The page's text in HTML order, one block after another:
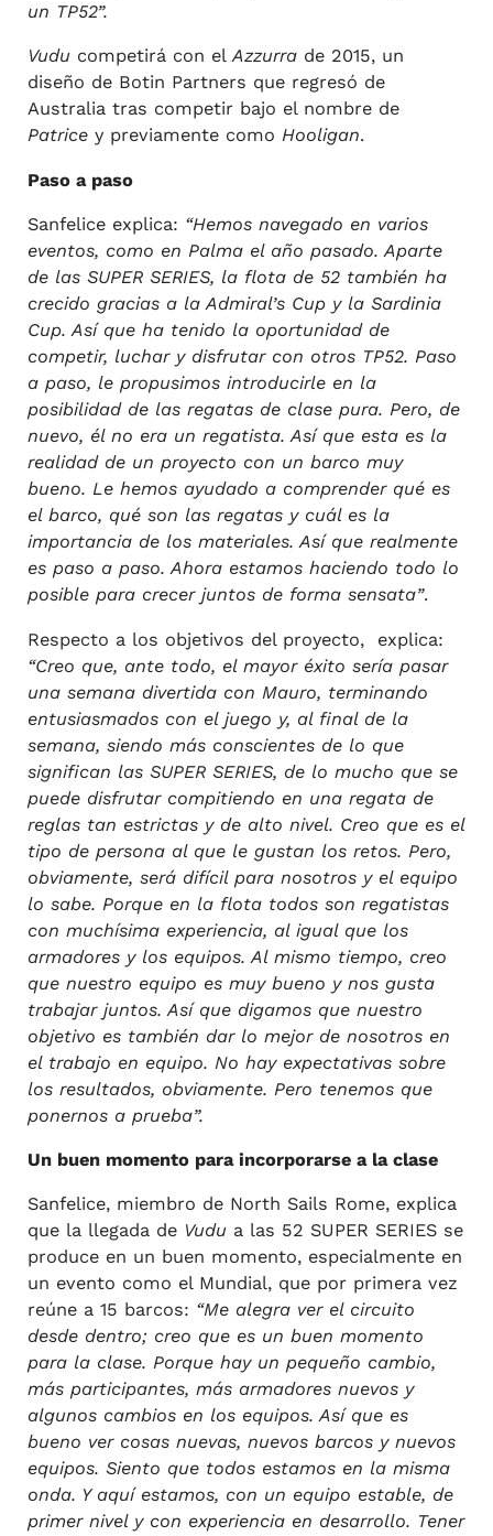
un TP52”.
Vuducompetirá con elAzzurrade 2015, un
diseño de Botin Partners que regresó de
Australia tras competir bajo el nombre de
Patricey previamente como Hooligan.
Paso a paso
Sanfelice explica: “Hemos navegado en varios
eventos, como en Palma el año pasado. Aparte
de las SUPER SERIES, la flota de 52 también ha
crecido gracias a la Admiral’s Cup y la Sardinia
Cup. Así que ha tenido la oportunidad de
competir, luchar y disfrutar con otros TP52. Paso
a paso, le propusimos introducirle en la
posibilidad de las regatas de clase pura. Pero, de
nuevo, él no era un regatista. Así que esta es la
realidad de un proyecto con un barco muy
bueno. Le hemos ayudado a comprender qué es
el barco, qué son las regatas y cuál es la
importancia de los materiales. Así que realmente
es paso a paso. Ahora estamos haciendo todo lo
posible para crecer juntos de forma sensata”.
Respecto a los objetivos del proyecto, explica:
“Creo que, ante todo, el mayor éxito sería pasar
una semana divertida con Mauro, terminando
entusiasmados con el juego y, al final de la
semana, siendo más conscientes de lo que
significan las SUPER SERIES, de lo mucho que se
puede disfrutar compitiendo en una regata de
reglas tan estrictas y de alto nivel. Creo que es el
tipo de persona al que le gustan los retos. Pero,
obviamente, será difícil para nosotros y el equipo
lo sabe. Porque en la flota todos son regatistas
con muchísima experiencia, al igual que los
armadores y los equipos. Al mismo tiempo, creo
que nuestro equipo es muy bueno y nos gusta
trabajar juntos. Así que digamos que nuestro
objetivo es también dar lo mejor de nosotros en
el trabajo en equipo. No hay expectativas sobre
los resultados, obviamente. Pero tenemos que
ponernos a prueba”.
Un buen momento para incorporarse a la clase
Sanfelice, miembro de North Sails Rome, explica
que la llegada de Vudua las 52 SUPER SERIES se
produce en un buen momento, especialmente en
un evento como el Mundial, que por primera vez
reúne a 15 barcos: “Me alegra ver el circuito
desde dentro; creo que es un buen momento
para la clase. Porque hay un pequeño cambio,
más participantes, más armadores nuevos y
algunos cambios en los equipos. Así que es
bueno ver cosas nuevas, nuevos barcos y nuevos
equipos. Siento que todos estamos en la misma
onda. Y aquí estamos, con un equipo estable, de
primer nivel y con experiencia en desarrollo. Tener